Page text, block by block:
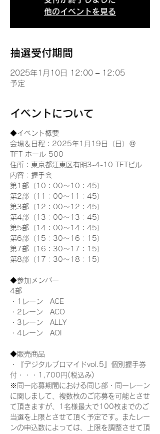
他のイベントを見る
抽選受付期間
2025年1月10日 12:00 – 12:05
予定
イベントについて
◆イベント概要
会場＆日程：2025年1月19日（日）＠
TFT ホール 500
住所：東京都江東区有明3-4-10 TFTビル
内容：握手会
第1部（10：00～10：45）
第2部（11：00～11：45）
第3部（12：00～12：45）
第4部（13：00～13：45）
第5部（14：00～14：45）
第6部（15：30～16：15）
第7部（16：30～17：15）
第8部（17：30～18：15）
◆参加メンバー
4部
・1レーン　ACE
・2レーン　ACO
・3レーン　ALLY
・4レーン　AOI
◆販売商品
・『デジタルブロマイドvol.5』個別握手券
付・・・1,700円(税込み)
※同一応募期間における同じ部・同一レーン
に関しまして、複数枚のご応募を可能とさせ
て頂きますが、1名様最大で100枚までのご
当選を上限とさせて頂く予定です。またレー
ンの申込数によっては、上限を調整させて頂